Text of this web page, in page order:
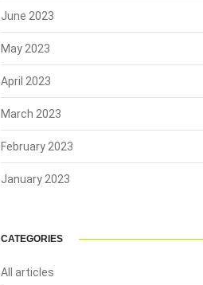
June 2023
May 2023
April 2023
March 2023
February 2023
January 2023
CATEGORIES
All articles